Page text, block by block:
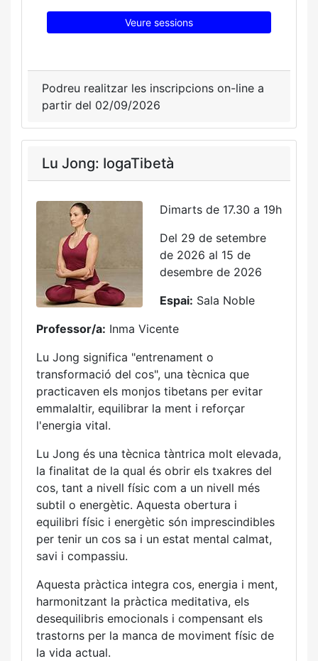
Veure sessions
Podreu realitzar les inscripcions on-line a
partir del 02/09/2026
Lu Jong: IogaTibetà
Dimarts de 17.30 a 19h
Del 29 de setembre
de 2026 al 15 de
desembre de 2026
Espai: Sala Noble
Professor/a: Inma Vicente
Lu Jong significa "entrenament o
transformació del cos", una tècnica que
practicaven els monjos tibetans per evitar
emmalaltir, equilibrar la ment i reforçar
l'energia vital.
Lu Jong és una tècnica tàntrica molt elevada,
la finalitat de la qual és obrir els txakres del
cos, tant a nivell físic com a un nivell més
subtil o energètic. Aquesta obertura i
equilibri físic i energètic són imprescindibles
per tenir un cos sa i un estat mental calmat,
savi i compassiu.
Aquesta pràctica integra cos, energia i ment,
harmonitzant la pràctica meditativa, els
desequilibris emocionals i compensant els
trastorns per la manca de moviment físic de
la vida actual.